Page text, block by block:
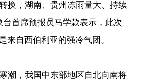
换，湖南、贵州冻雨量大、持续
台首席预报员马学款表示，此次
来自西伯利亚的强冷气团。
潮，我国中东部地区自北向南将